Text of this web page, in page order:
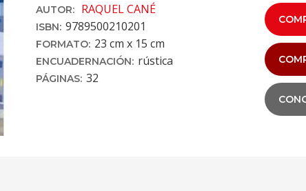
AUTOR: RAQUEL CANÉ
ISBN: 9789500210201
FORMATO: 23 cm x 15 cm
ENCUADERNACIÓN: rústica
PÁGINAS: 32